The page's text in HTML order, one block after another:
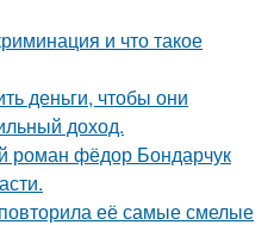
и что такое
деньги, чтобы они
доход.
роман фёдор Бондарчук
её самые смелые